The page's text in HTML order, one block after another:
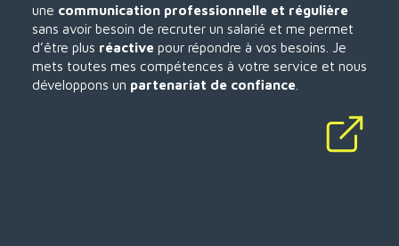
une communication professionnelle et régulière
sans avoir besoin de recruter un salarié et me permet
d’être plus réactive pour répondre à vos besoins. Je
mets toutes mes compétences à votre service et nous
développons un partenariat de confiance